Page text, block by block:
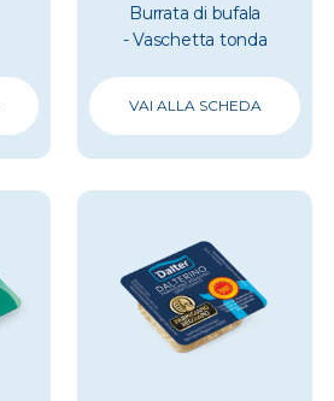
Burrata di bufala
- Vaschetta tonda
VAI ALLA SCHEDA